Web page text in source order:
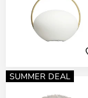
SUMMER DEAL